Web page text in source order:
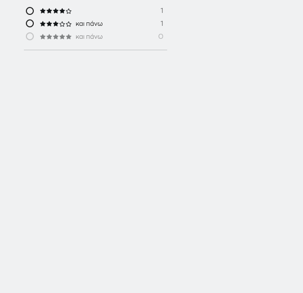
1
και πάνω 1
και πάνω 0